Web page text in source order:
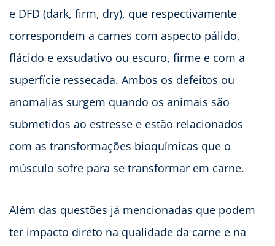
e DFD (dark, firm, dry), que respectivamente
correspondem a carnes com aspecto pálido,
flácido e exsudativo ou escuro, firme e com a
superfície ressecada. Ambos os defeitos ou
anomalias surgem quando os animais são
submetidos ao estresse e estão relacionados
com as transformações bioquímicas que o
músculo sofre para se transformar em carne.
Além das questões já mencionadas que podem
ter impacto direto na qualidade da carne e na